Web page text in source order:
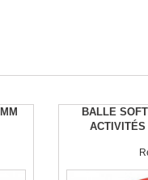
BALLE
ACTIVITÉS